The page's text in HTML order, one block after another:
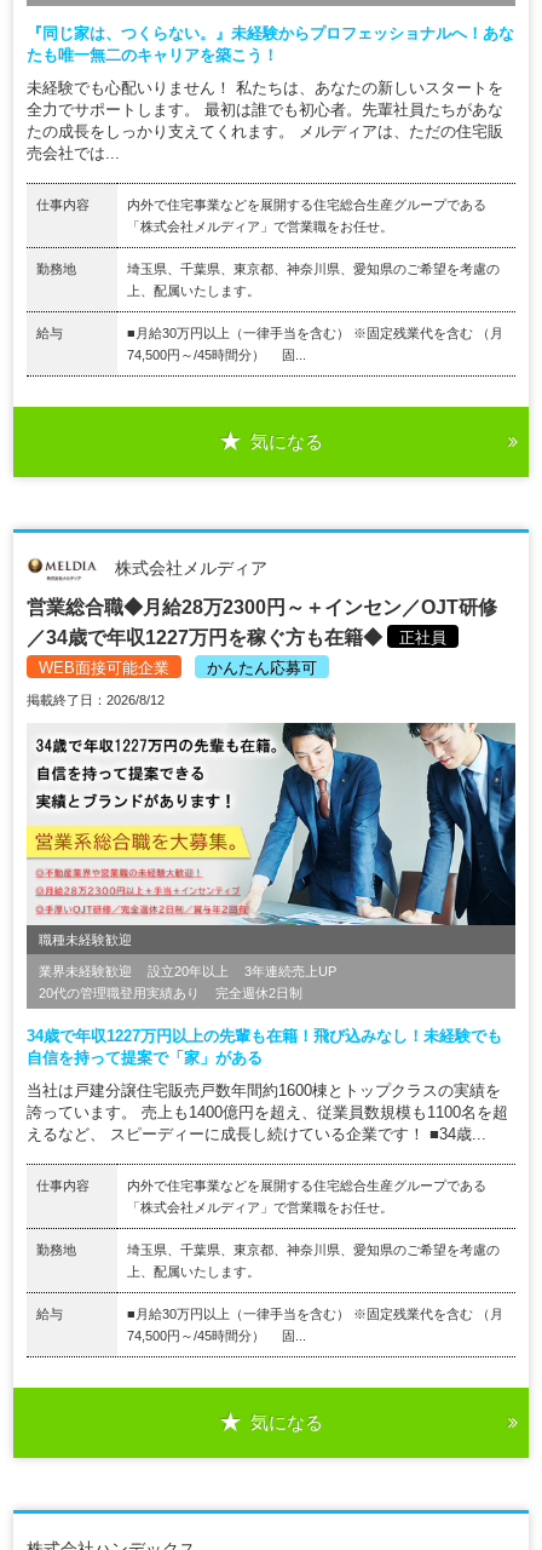
『同じ家は、つくらない。』未経験からプロフェッショナルへ！あな
たも唯一無二のキャリアを築こう！
未経験でも心配いりません！ 私たちは、あなたの新しいスタートを
全力でサポートします。 最初は誰でも初心者。先輩社員たちがあな
たの成長をしっかり支えてくれます。 メルディアは、ただの住宅販
売会社では...
仕事内容
内外で住宅事業などを展開する住宅総合生産グループである
「株式会社メルディア」で営業職をお任せ。
勤務地
埼玉県、千葉県、東京都、神奈川県、愛知県のご希望を考慮の
上、配属いたします。
給与
■月給30万円以上（一律手当を含む） ※固定残業代を含む （月
74,500円～/45時間分） 固...
気になる
株式会社メルディア
営業総合職◆月給28万2300円～＋インセン／OJT研修
／34歳で年収1227万円を稼ぐ方も在籍◆
正社員
WEB面接可能企業
かんたん応募可
掲載終了日：2026/8/12
職種未経験歓迎
業界未経験歓迎 設立20年以上
3年連続売上UP
20代の管理職登用実績あり
完全週休2日制
34歳で年収1227万円以上の先輩も在籍！飛び込みなし！未経験でも
自信を持って提案で「家」がある
当社は戸建分譲住宅販売戸数年間約1600棟とトップクラスの実績を
誇っています。 売上も1400億円を超え、従業員数規模も1100名を超
えるなど、 スピーディーに成長し続けている企業です！ ■34歳...
仕事内容
内外で住宅事業などを展開する住宅総合生産グループである
「株式会社メルディア」で営業職をお任せ。
勤務地
埼玉県、千葉県、東京都、神奈川県、愛知県のご希望を考慮の
上、配属いたします。
給与
■月給30万円以上（一律手当を含む） ※固定残業代を含む （月
74,500円～/45時間分） 固...
気になる